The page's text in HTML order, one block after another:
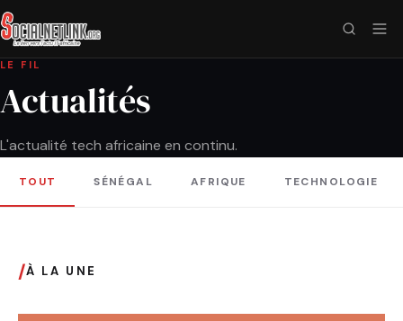
LE FIL
Actualités
L'actualité tech africaine en continu.
TOUT SÉNÉGAL AFRIQUE TECHNOLOGIE
/À LA UNE